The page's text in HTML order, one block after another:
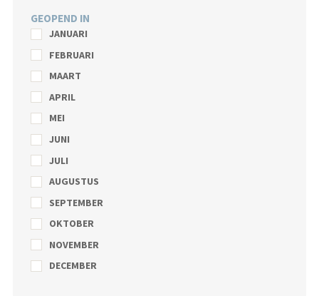
GEOPEND IN
JANUARI
FEBRUARI
MAART
APRIL
MEI
JUNI
JULI
AUGUSTUS
SEPTEMBER
OKTOBER
NOVEMBER
DECEMBER